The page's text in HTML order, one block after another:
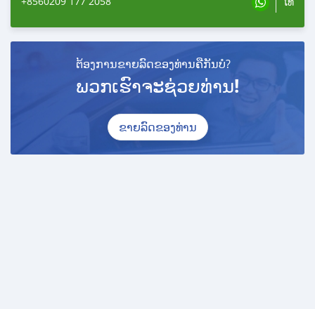
ຕ້ອງການຂາຍລົດຂອງທ່ານຄືກັນບໍ?
ພວກເຮົາຈະຊ່ວຍທ່ານ!
ຂາຍລົດຂອງທ່ານ